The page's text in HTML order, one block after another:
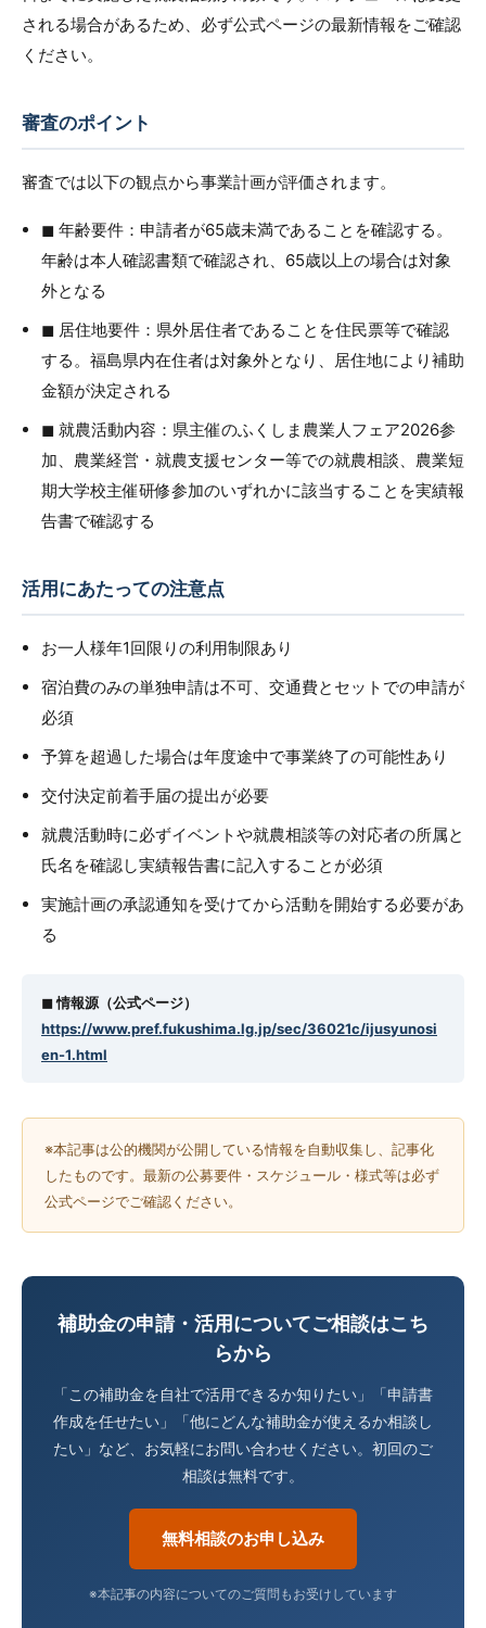
される場合があるため、必ず公式ページの最新情報をご確認
ください。
審査のポイント
審査では以下の観点から事業計画が評価されます。
◼︎ 年齢要件：申請者が65歳未満であることを確認する。
年齢は本人確認書類で確認され、65歳以上の場合は対象
外となる
◼︎ 居住地要件：県外居住者であることを住民票等で確認
する。福島県内在住者は対象外となり、居住地により補助
金額が決定される
◼︎ 就農活動内容：県主催のふくしま農業人フェア2026参
加、農業経営・就農支援センター等での就農相談、農業短
期大学校主催研修参加のいずれかに該当することを実績報
告書で確認する
活用にあたっての注意点
お一人様年1回限りの利用制限あり
宿泊費のみの単独申請は不可、交通費とセットでの申請が
必須
予算を超過した場合は年度途中で事業終了の可能性あり
交付決定前着手届の提出が必要
就農活動時に必ずイベントや就農相談等の対応者の所属と
氏名を確認し実績報告書に記入することが必須
実施計画の承認通知を受けてから活動を開始する必要があ
る
◼︎ 情報源（公式ページ）
https://www.pref.fukushima.lg.jp/sec/36021c/ijusyunosi
en-1.html
※本記事は公的機関が公開している情報を自動収集し、記事化
したものです。最新の公募要件・スケジュール・様式等は必ず
公式ページでご確認ください。
補助金の申請・活用についてご相談はこち
らから
「この補助金を自社で活用できるか知りたい」「申請書
作成を任せたい」「他にどんな補助金が使えるか相談し
たい」など、お気軽にお問い合わせください。初回のご
相談は無料です。
無料相談のお申し込み
※本記事の内容についてのご質問もお受けしています